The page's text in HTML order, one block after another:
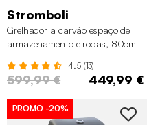
Stromboli
Grelhador a carvão espaço de
armazenamento e rodas, 80cm
4.5 (13)
599,99 € 449,99 €
PROMO -20%